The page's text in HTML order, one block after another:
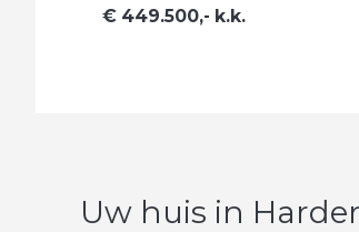
€ 449.500,- k.k.
Uw huis in